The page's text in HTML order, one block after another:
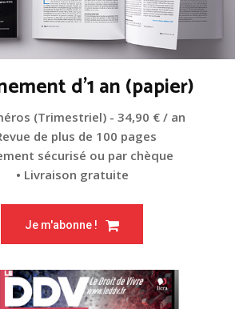
d'1 an (papier)
(Trimestriel) - 34,90 € / an
de plus de 100 pages
sécurisé ou par chèque
• Livraison gratuite
Je m'abonne !